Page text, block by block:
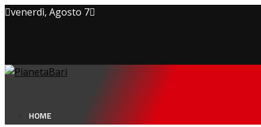
venerdì, Agosto 7
Cookie Policy
HOME